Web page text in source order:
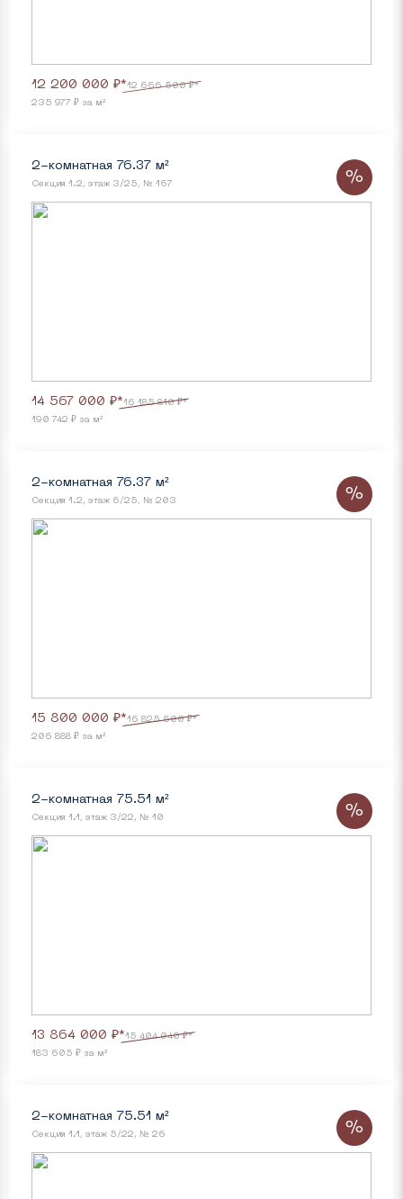
12 200 000 ₽*12 666 500 ₽*
235 977 ₽ за м²
2-комнатная 76.37 м²
Секция 1.2, этаж 3/25, № 167
14 567 000 ₽*16 185 810 ₽*
190 742 ₽ за м²
%
2-комнатная 76.37 м²
Секция 1.2, этаж 6/25, № 203
15 800 000 ₽*16 825 600 ₽*
206 888 ₽ за м²
%
2-комнатная 75.51 м²
Секция 1.1, этаж 3/22, № 10
13 864 000 ₽*15 404 040 ₽*
183 605 ₽ за м²
%
2-комнатная 75.51 м²
Секция 1.1, этаж 5/22, № 26 %